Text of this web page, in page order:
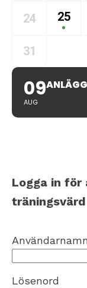
24 25
31
09
AUG
Logga in för
träningsvärd
Lösenord